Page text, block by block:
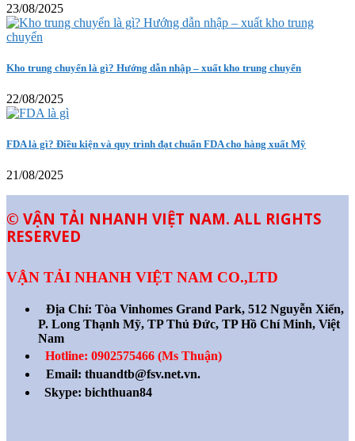
23/08/2025
Kho trung chuyển là gì? Hướng dẫn nhập – xuất kho trung chuyển
22/08/2025
FDA là gì? Điều kiện và quy trình đạt chuẩn FDA cho hàng xuất Mỹ
21/08/2025
© VẬN TẢI NHANH VIỆT NAM. ALL RIGHTS
RESERVED
VẬN TẢI NHANH VIỆT NAM CO.,LTD
Địa Chỉ: Tòa Vinhomes Grand Park, 512 Nguyễn Xiển,
P. Long Thạnh Mỹ, TP Thủ Đức, TP Hồ Chí Minh, Việt
Nam
Hotline: 0902575466 (Ms Thuận)
Email: thuandtb@fsv.net.vn.
Skype: bichthuan84